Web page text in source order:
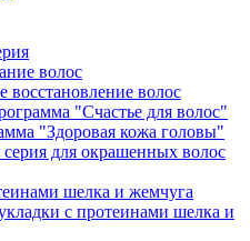
волос
волос
"Счастье для волос"
"Здоровая кожа головы"
для окрашенных волос
шелка и жемчуга
с протеинами шелка и